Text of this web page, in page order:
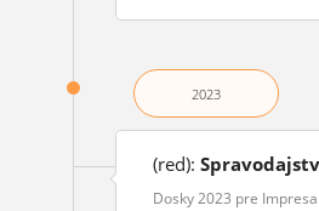
2023
(red):
Dosky 2023 pre